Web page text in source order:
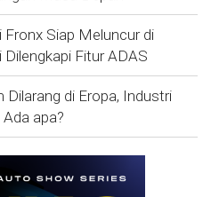
Siap Meluncur di
Fitur ADAS
di Eropa, Industri
apa?